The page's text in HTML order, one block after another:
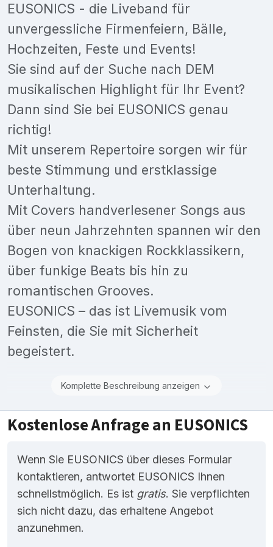
EUSONICS - die Liveband für
unvergessliche Firmenfeiern, Bälle,
Hochzeiten, Feste und Events!
Sie sind auf der Suche nach DEM
musikalischen Highlight für Ihr Event?
Dann sind Sie bei EUSONICS genau
richtig!
Mit unserem Repertoire sorgen wir für
beste Stimmung und erstklassige
Unterhaltung.
Mit Covers handverlesener Songs aus
über neun Jahrzehnten spannen wir den
Bogen von knackigen Rockklassikern,
über funkige Beats bis hin zu
romantischen Grooves.
EUSONICS – das ist Livemusik vom
Feinsten, die Sie mit Sicherheit
begeistert.
Komplette Beschreibung anzeigen
Kostenlose Anfrage an EUSONICS
Wenn Sie EUSONICS über dieses Formular
kontaktieren, antwortet EUSONICS Ihnen
schnellstmöglich. Es ist gratis. Sie verpflichten
sich nicht dazu, das erhaltene Angebot
anzunehmen.